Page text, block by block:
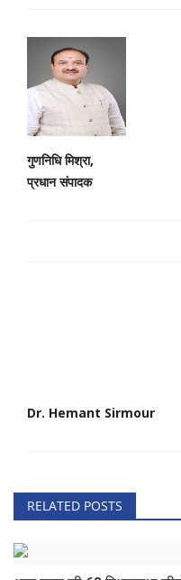
गुणनिधि मिश्रा,
प्रधान संपादक
Dr. Hemant Sirmour
RELATED POSTS